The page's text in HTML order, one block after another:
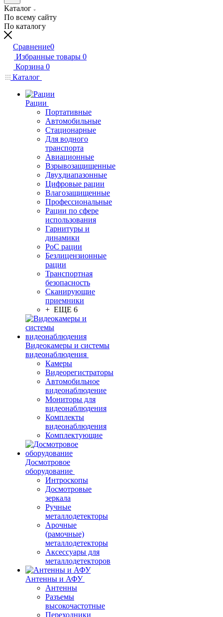
Каталог
По всему сайту
По каталогу
Сравнение0
Избранные товары 0
Корзина 0
Каталог
Рации
Портативные
Автомобильные
Стационарные
Для водного
транспорта
Авиационные
Взрывозащищенные
Двухдиапазонные
Цифровые рации
Влагозащищенные
Профессиональные
Рации по сфере
использования
Гарнитуры и
динамики
PoC рации
Безлицензионные
рации
Транспортная
безопасность
Сканирующие
приемники
+ ЕЩЕ 6
Видеокамеры и системы
видеонаблюдения
Камеры
Видеорегистраторы
Автомобильное
видеонаблюдение
Мониторы для
видеонаблюдения
Комплекты
видеонаблюдения
Комплектующие
Досмотровое
оборудование
Интроскопы
Досмотровые
зеркала
Ручные
металлодетекторы
Арочные
(рамочные)
металлодетекторы
Аксессуары для
металлодетекторов
Антенны и АФУ
Антенны
Разъемы
высокочастотные
Переходники